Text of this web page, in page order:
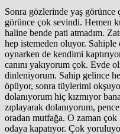
Sonra gözlerinde yaş görünce
görünce çok sevindi. Hemen
haline bende pati atmadım.
hep istemeden oluyor.
oynarken de kendimi
canını yakıyorum çok. Evde
dinleniyorum. Sahip gelince
öpüyor, sonra tüylerimi
dolanıyorum hiç kızmıyor
zıplayarak dolanıyorum,
oradan mutfağa. O zaman çok
odaya kapatıyor. Çok